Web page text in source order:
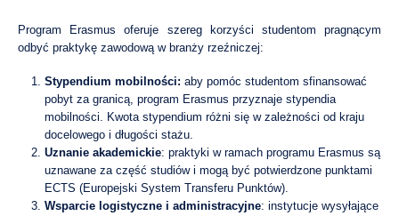
Program Erasmus oferuje szereg korzyści studentom pragnącym
odbyć praktykę zawodową w branży rzeźniczej:
Stypendium mobilności: aby pomóc studentom sfinansować
pobyt za granicą, program Erasmus przyznaje stypendia
mobilności. Kwota stypendium różni się w zależności od kraju
docelowego i długości stażu.
Uznanie akademickie: praktyki w ramach programu Erasmus są
uznawane za część studiów i mogą być potwierdzone punktami
ECTS (Europejski System Transferu Punktów).
Wsparcie logistyczne i administracyjne: instytucje wysyłające